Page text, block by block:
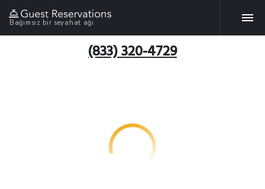
Bağımsız bir seyahat ağı
(833) 320-4729